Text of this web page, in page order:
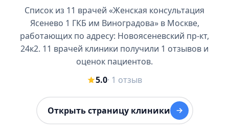
Список из 11 врачей «Женская консультация
Ясенево 1 ГКБ им Виноградова» в Москве,
работающих по адресу: Новоясеневский пр-кт,
24к2. 11 врачей клиники получили 1 отзывов и
оценок пациентов.
5.0· 1 отзыв
Открыть страницу клиники